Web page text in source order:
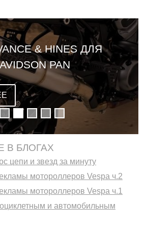
& HINES ДЛЯ
PAN
В БЛОГАХ
цепи и звезд за минуту
мотороллеров Vespa ч.2
мотороллеров Vespa ч.1
и автомобильным